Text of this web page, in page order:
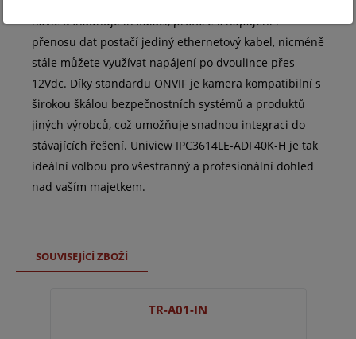
navíc usnadňuje instalaci, protože k napájení i
přenosu dat postačí jediný ethernetový kabel, nicméně
stále můžete využívat napájení po dvoulince přes
12Vdc. Díky standardu ONVIF je kamera kompatibilní s
širokou škálou bezpečnostních systémů a produktů
jiných výrobců, což umožňuje snadnou integraci do
stávajících řešení. Uniview IPC3614LE-ADF40K-H je tak
ideální volbou pro všestranný a profesionální dohled
nad vaším majetkem.
SOUVISEJÍCÍ ZBOŽÍ
TR-A01-IN